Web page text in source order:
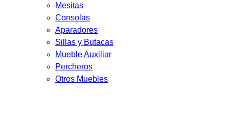
Mesitas
Consolas
Aparadores
Sillas y Butacas
Mueble Auxiliar
Percheros
Otros Muebles